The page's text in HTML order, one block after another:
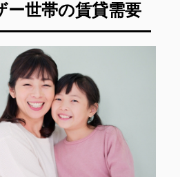
ー世帯の賃貸需要